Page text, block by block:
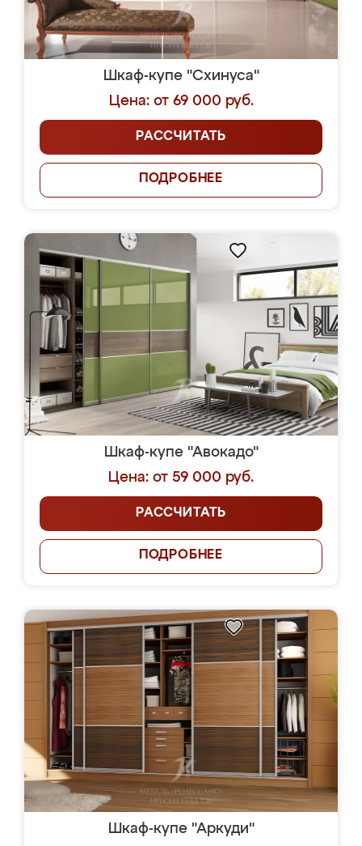
Шкаф-купе "Схинуса"
Цена: от 69 000 руб.
РАССЧИТАТЬ
ПОДРОБНЕЕ
Шкаф-купе "Авокадо"
Цена: от 59 000 руб.
РАССЧИТАТЬ
ПОДРОБНЕЕ
Шкаф-купе "Аркуди"